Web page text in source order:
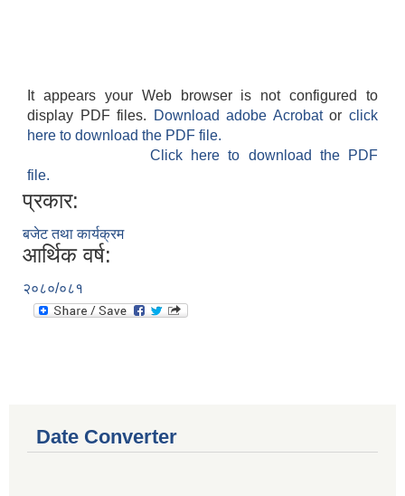
It appears your Web browser is not configured to
display PDF files.
Download adobe Acrobatorclick
here to download the PDF file.
Click here to download the PDF
file.
प्रकार:
बजेट तथा कार्यक्रम
आर्थिक वर्ष:
२०८०/०८१
Date Converter